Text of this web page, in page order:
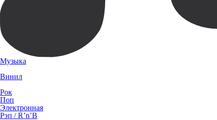
Музыка
Винил
Рок
Поп
Электронная
Рэп / R’n’B